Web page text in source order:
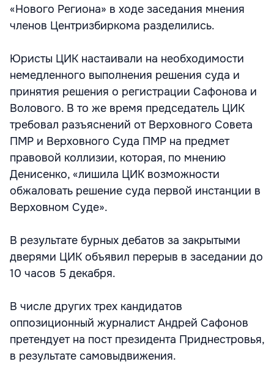
«Нового Региона» в ходе заседания мнения
членов Центризбиркома разделились.
Юристы ЦИК настаивали на необходимости
немедленного выполнения решения суда и
принятия решения о регистрации Сафонова и
Волового. В то же время председатель ЦИК
требовал разъяснений от Верховного Совета
ПМР и Верховного Суда ПМР на предмет
правовой коллизии, которая, по мнению
Денисенко, «лишила ЦИК возможности
обжаловать решение суда первой инстанции в
Верховном Суде».
В результате бурных дебатов за закрытыми
дверями ЦИК объявил перерыв в заседании до
10 часов 5 декабря.
В числе других трех кандидатов
оппозиционный журналист Андрей Сафонов
претендует на пост президента Приднестровья,
в результате самовыдвижения.